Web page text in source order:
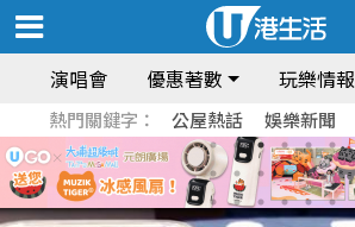
演唱會 優惠著數 玩樂情報
熱門關鍵字： 公屋熱話 娛樂新聞